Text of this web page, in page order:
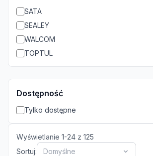
SATA
SEALEY
WALCOM
TOPTUL
Dostępność
Tylko dostępne
Wyświetlanie 1-24 z 125
Sortuj:
Domyślne